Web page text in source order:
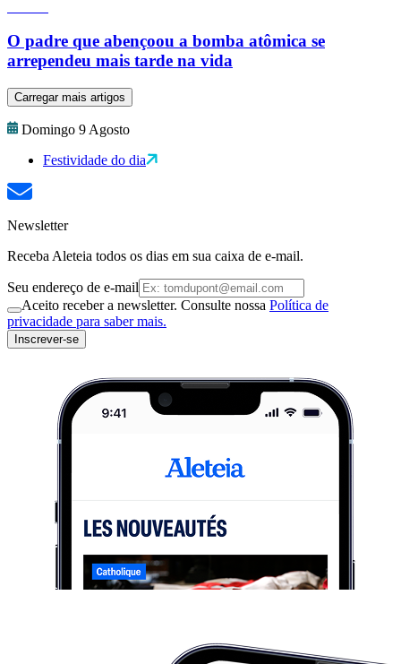
O padre que abençoou a bomba atômica se
arrependeu mais tarde na vida
Carregar mais artigos
Domingo 9 Agosto
Festividade do dia
Newsletter
Receba Aleteia todos os dias em sua caixa de e-mail.
Seu endereço de e-mail
Aceito receber a newsletter. Consulte nossa Política de
privacidade para saber mais.
Inscrever-se